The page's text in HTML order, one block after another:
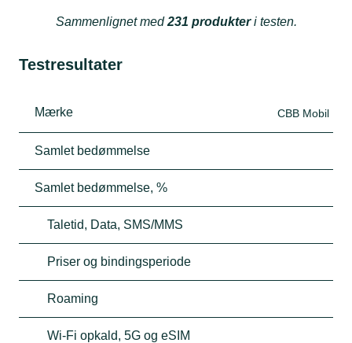
Sammenlignet med231 produkteri testen.
Testresultater
Mærke CBB Mobil
Samlet bedømmelse
Samlet bedømmelse, %
Taletid, Data, SMS/MMS
Priser og bindingsperiode
Roaming
Wi-Fi opkald, 5G og eSIM